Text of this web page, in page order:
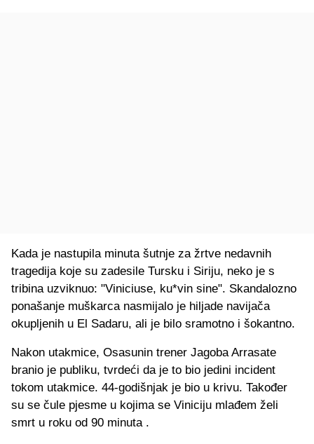
Kada je nastupila minuta šutnje za žrtve nedavnih
tragedija koje su zadesile Tursku i Siriju, neko je s
tribina uzviknuo: "Viniciuse, ku*vin sine". Skandalozno
ponašanje muškarca nasmijalo je hiljade navijača
okupljenih u El Sadaru, ali je bilo sramotno i šokantno.
Nakon utakmice, Osasunin trener Jagoba Arrasate
branio je publiku, tvrdeći da je to bio jedini incident
tokom utakmice. 44-godišnjak je bio u krivu. Također
su se čule pjesme u kojima se Viniciju mlađem želi
smrt u roku od 90 minuta .